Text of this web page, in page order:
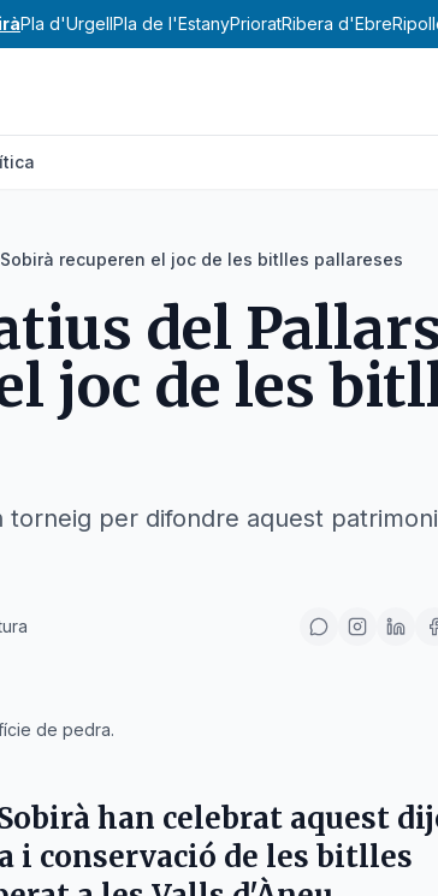
Pla d'UrgellPla de l'EstanyPrioratRibera d'Ebre
recuperen el joc de les bitlles pallareses
del
joc de les
per difondre aquest
de pedra.
han celebrat aquest
i conservació de les bitlles